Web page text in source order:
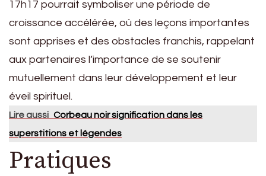
17h17 pourrait symboliser une période de
croissance accélérée, où des leçons importantes
sont apprises et des obstacles franchis, rappelant
aux partenaires l’importance de se soutenir
mutuellement dans leur développement et leur
éveil spirituel.
Lire aussi Corbeau noir signification dans les
superstitions et légendes
Pratiques